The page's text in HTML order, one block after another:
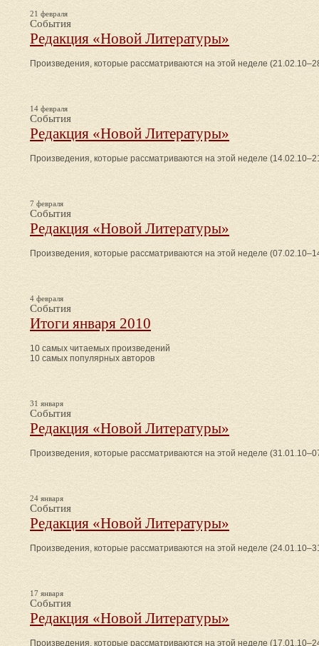
21 февраля
События
Редакция «Новой Литературы»
Произведения, которые рассматриваются на этой неделе
14 февраля
События
Редакция «Новой Литературы»
Произведения, которые рассматриваются на этой неделе
7 февраля
События
Редакция «Новой Литературы»
Произведения, которые рассматриваются на этой неделе
4 февраля
События
Итоги января 2010
10 самых читаемых произведений
10 самых популярных авторов
31 января
События
Редакция «Новой Литературы»
Произведения, которые рассматриваются на этой неделе
24 января
События
Редакция «Новой Литературы»
Произведения, которые рассматриваются на этой неделе
17 января
События
Редакция «Новой Литературы»
Произведения, которые рассматриваются на этой неделе